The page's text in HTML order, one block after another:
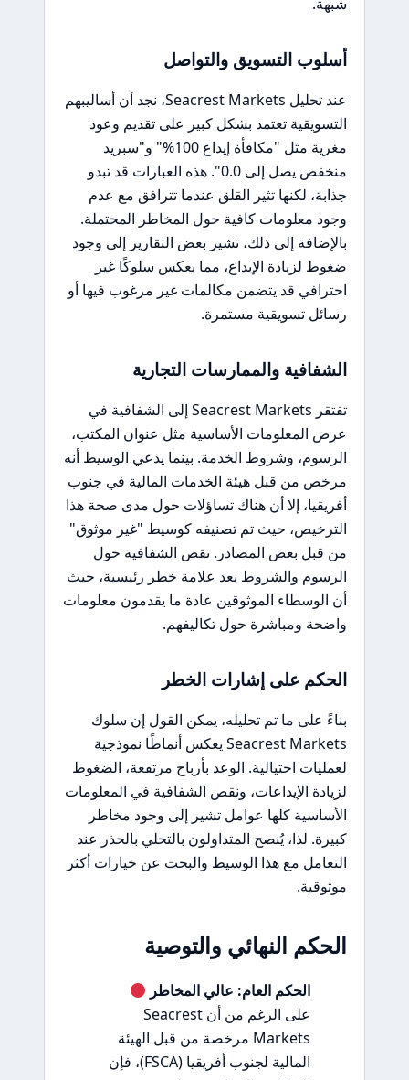
شبهة.
أسلوب التسويق والتواصل
عند تحليل Seacrest Markets، نجد أن أساليبهم
التسويقية تعتمد بشكل كبير على تقديم وعود
مغرية مثل "مكافأة إيداع 100%" و"سبريد
منخفض يصل إلى 0.0". هذه العبارات قد تبدو
جذابة، لكنها تثير القلق عندما تترافق مع عدم
وجود معلومات كافية حول المخاطر المحتملة.
بالإضافة إلى ذلك، تشير بعض التقارير إلى وجود
ضغوط لزيادة الإيداع، مما يعكس سلوكًا غير
احترافي قد يتضمن مكالمات غير مرغوب فيها أو
رسائل تسويقية مستمرة.
الشفافية والممارسات التجارية
تفتقر Seacrest Markets إلى الشفافية في
عرض المعلومات الأساسية مثل عنوان المكتب،
الرسوم، وشروط الخدمة. بينما يدعي الوسيط أنه
مرخص من قبل هيئة الخدمات المالية في جنوب
أفريقيا، إلا أن هناك تساؤلات حول مدى صحة هذا
الترخيص، حيث تم تصنيفه كوسيط "غير موثوق"
من قبل بعض المصادر. نقص الشفافية حول
الرسوم والشروط يعد علامة خطر رئيسية، حيث
أن الوسطاء الموثوقين عادة ما يقدمون معلومات
واضحة ومباشرة حول تكاليفهم.
الحكم على إشارات الخطر
بناءً على ما تم تحليله، يمكن القول إن سلوك
Seacrest Markets يعكس أنماطًا نموذجية
لعمليات احتيالية. الوعد بأرباح مرتفعة، الضغوط
لزيادة الإيداعات، ونقص الشفافية في المعلومات
الأساسية كلها عوامل تشير إلى وجود مخاطر
كبيرة. لذا، يُنصح المتداولون بالتحلي بالحذر عند
التعامل مع هذا الوسيط والبحث عن خيارات أكثر
موثوقية.
الحكم النهائي والتوصية
الحكم العام: عالي المخاطر
على الرغم من أن Seacrest
Markets مرخصة من قبل الهيئة
المالية لجنوب أفريقيا (FSCA)، فإن